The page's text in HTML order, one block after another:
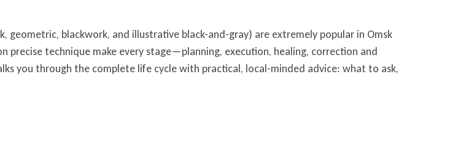
blackwork, and illustrative black-and-gray) are extremely popular in Omsk
precise technique make every stage—planning, execution, healing, correction and
you through the complete life cycle with practical, local-minded advice: what to ask,